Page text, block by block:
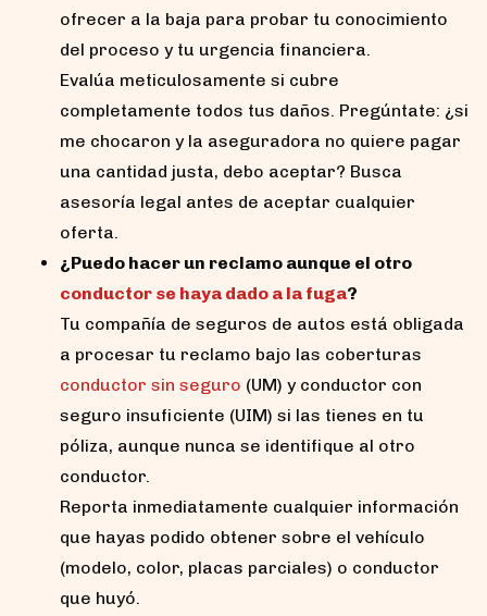
ofrecer a la baja para probar tu conocimiento
del proceso y tu urgencia financiera.
Evalúa meticulosamente si cubre
completamente todos tus daños. Pregúntate: ¿si
me chocaron y la aseguradora no quiere pagar
una cantidad justa, debo aceptar? Busca
asesoría legal antes de aceptar cualquier
oferta.
¿Puedo hacer un reclamo aunque el otro
conductor se haya dado a la fuga?
Tu compañía de seguros de autos está obligada
a procesar tu reclamo bajo las coberturas
conductor sin seguro (UM) y conductor con
seguro insuficiente (UIM) si las tienes en tu
póliza, aunque nunca se identifique al otro
conductor.
Reporta inmediatamente cualquier información
que hayas podido obtener sobre el vehículo
(modelo, color, placas parciales) o conductor
que huyó.